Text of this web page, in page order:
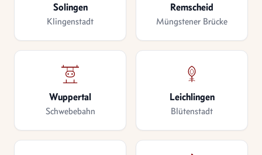
Solingen
Klingenstadt
Remscheid
Müngstener Brücke
Wuppertal
Schwebebahn
Leichlingen
Blütenstadt